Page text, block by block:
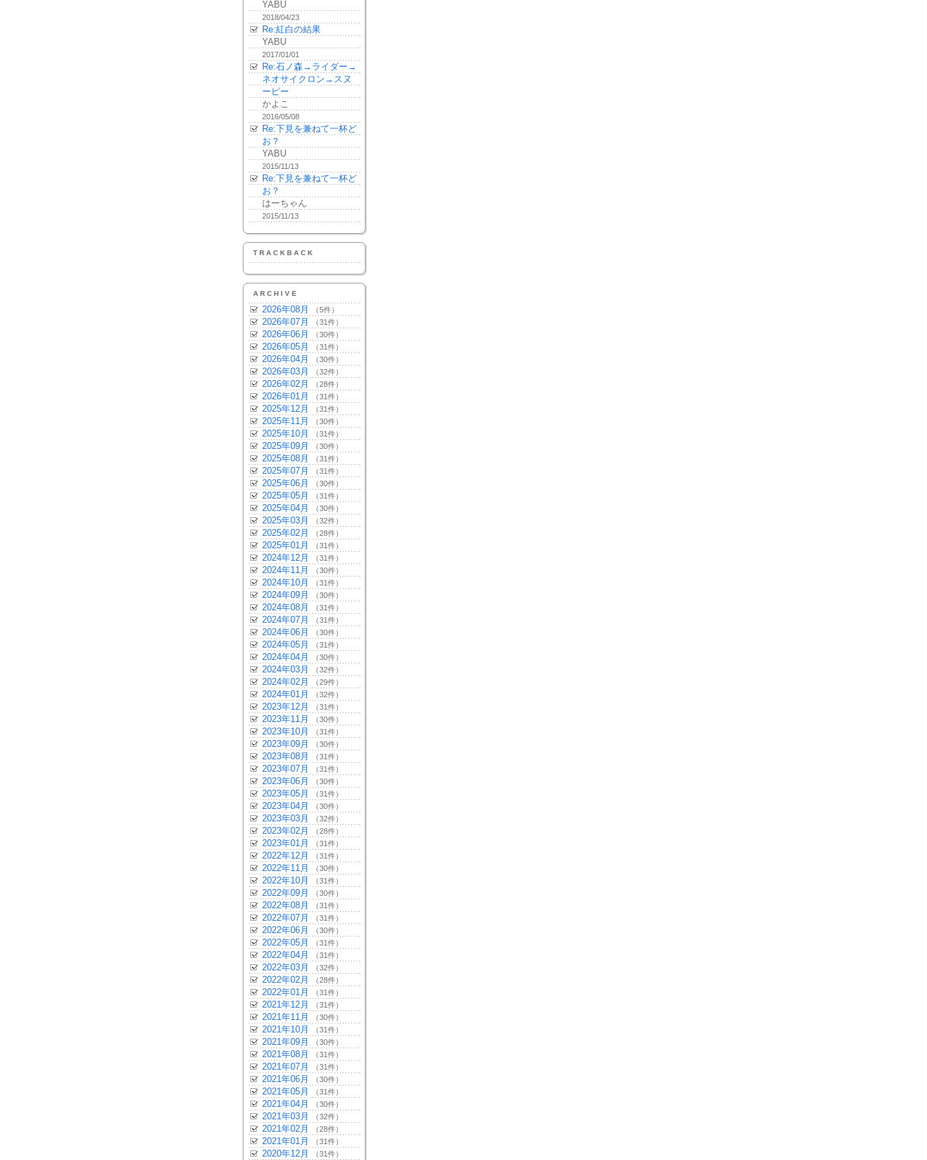
YABU
2018/04/23
Re:紅白の結果
YABU
2017/01/01
Re:石ノ森→ライダー→
ネオサイクロン→スヌ
ーピー
かよこ
2016/05/08
Re:下見を兼ねて一杯ど
お？
YABU
2015/11/13
Re:下見を兼ねて一杯ど
お？
はーちゃん
2015/11/13
TRACKBACK
ARCHIVE
2026年08月 （5件）
2026年07月 （31件）
2026年06月 （30件）
2026年05月 （31件）
2026年04月 （30件）
2026年03月 （32件）
2026年02月 （28件）
2026年01月 （31件）
2025年12月 （31件）
2025年11月 （30件）
2025年10月 （31件）
2025年09月 （30件）
2025年08月 （31件）
2025年07月 （31件）
2025年06月 （30件）
2025年05月 （31件）
2025年04月 （30件）
2025年03月 （32件）
2025年02月 （28件）
2025年01月 （31件）
2024年12月 （31件）
2024年11月 （30件）
2024年10月 （31件）
2024年09月 （30件）
2024年08月 （31件）
2024年07月 （31件）
2024年06月 （30件）
2024年05月 （31件）
2024年04月 （30件）
2024年03月 （32件）
2024年02月 （29件）
2024年01月 （32件）
2023年12月 （31件）
2023年11月 （30件）
2023年10月 （31件）
2023年09月 （30件）
2023年08月 （31件）
2023年07月 （31件）
2023年06月 （30件）
2023年05月 （31件）
2023年04月 （30件）
2023年03月 （32件）
2023年02月 （28件）
2023年01月 （31件）
2022年12月 （31件）
2022年11月 （30件）
2022年10月 （31件）
2022年09月 （30件）
2022年08月 （31件）
2022年07月 （31件）
2022年06月 （30件）
2022年05月 （31件）
2022年04月 （31件）
2022年03月 （32件）
2022年02月 （28件）
2022年01月 （31件）
2021年12月 （31件）
2021年11月 （30件）
2021年10月 （31件）
2021年09月 （30件）
2021年08月 （31件）
2021年07月 （31件）
2021年06月 （30件）
2021年05月 （31件）
2021年04月 （30件）
2021年03月 （32件）
2021年02月 （28件）
2021年01月 （31件）
2020年12月 （31件）